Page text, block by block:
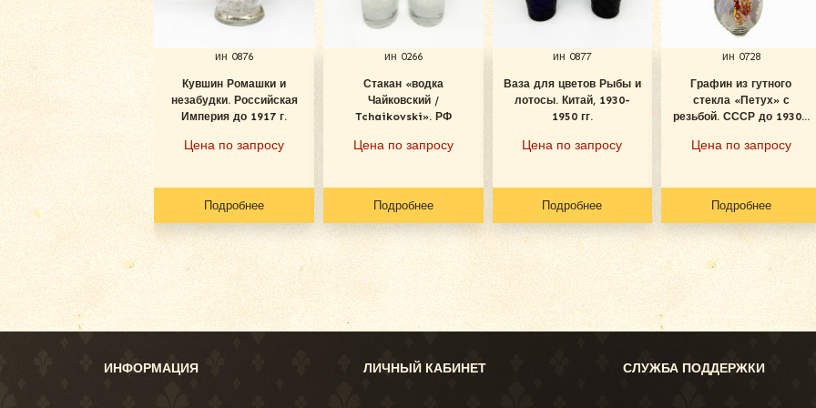
ин 0876
Кувшин Ромашки и
незабудки. Российская
Империя до 1917 г.
Цена по запросу
Подробнее
ин 0266
Стакан «водка
Чайковский /
Tchaikovski». РФ
Цена по запросу
Подробнее
ин 0877
Ваза для цветов Рыбы и
лотосы. Китай, 1930-
1950 гг.
Цена по запросу
Подробнее
ин 0728
Графин из гутного
стекла «Петух» с
резьбой. СССР до 1930...
Цена по запросу
Подробнее
ИНФОРМАЦИЯ ЛИЧНЫЙ КАБИНЕТ СЛУЖБА ПОДДЕРЖКИ